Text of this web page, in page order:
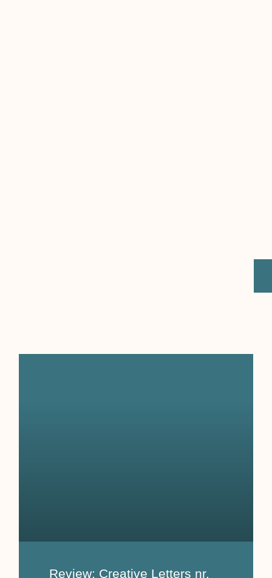
Review: Creative Letters nr.